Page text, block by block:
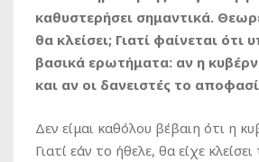
καθυστερήσει σημαντικά.
θα κλείσει; Γιατί φαίνεται ότι
βασικά ερωτήματα: αν η
και αν οι δανειστές το
Δεν είμαι καθόλου βέβαιη ότι η
Γιατί εάν το ήθελε, θα είχε